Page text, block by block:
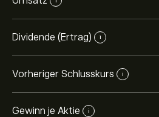
Dividende (Ertrag) i
Vorheriger Schlusskurs i
Gewinn je Aktie i